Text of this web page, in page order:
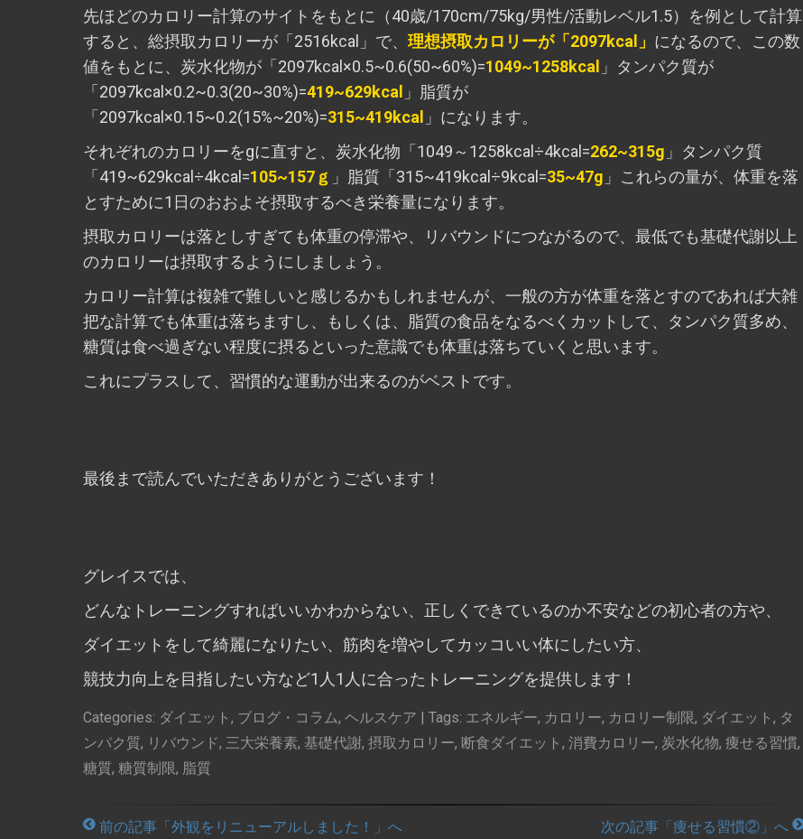
先ほどのカロリー計算のサイトをもとに（40歳/170cm/75kg/男性/活動レベル1.5）を例として計算
すると、総摂取カロリーが「2516kcal」で、 理想摂取カロリーが「2097kcal」 になるので、この数
値をもとに、炭水化物が「2097kcal×0.5~0.6(50~60%)=1049~1258kcal 」タンパク質が
「2097kcal×0.2~0.3(20~30%)=419~629kcal 」脂質が
「2097kcal×0.15~0.2(15%~20%)=315~419kcal 」になります。
それぞれのカロリーをgに直すと、炭水化物「1049～1258kcal÷4kcal=262~315g 」タンパク質
「419~629kcal÷4kcal=105~157ｇ 」脂質「315~419kcal÷9kcal=35~47g 」これらの量が、体重を落
とすために1日のおおよそ摂取するべき栄養量になります。
摂取カロリーは落としすぎても体重の停滞や、リバウンドにつながるので、最低でも基礎代謝以上
のカロリーは摂取するようにしましょう。
カロリー計算は複雑で難しいと感じるかもしれませんが、一般の方が体重を落とすのであれば大雑
把な計算でも体重は落ちますし、もしくは、脂質の食品をなるべくカットして、タンパク質多め、
糖質は食べ過ぎない程度に摂るといった意識でも体重は落ちていくと思います。
これにプラスして、習慣的な運動が出来るのがベストです。
最後まで読んでいただきありがとうございます！
グレイスでは、
どんなトレーニングすればいいかわからない、正しくできているのか不安などの初心者の方や、
ダイエットをして綺麗になりたい、筋肉を増やしてカッコいい体にしたい方、
競技力向上を目指したい方など1人1人に合ったトレーニングを提供します！
Categories: ダイエット , ブログ・コラム, ヘルスケア | Tags: エネルギー, カロリー, カロリー制限, ダイエット , タ
ンパク質, リバウンド, 三大栄養素, 基礎代謝, 摂取カロリー, 断食ダイエット , 消費カロリー, 炭水化物, 痩せる習慣,
糖質, 糖質制限, 脂質
前の記事「外観をリニューアルしました！」へ 次の記事「痩せる習慣②」へ